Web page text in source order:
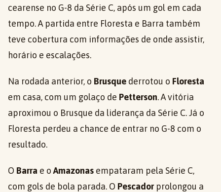
cearense no G-8 da Série C, após um gol em cada
tempo. A partida entre Floresta e Barra também
teve cobertura com informações de onde assistir,
horário e escalações.
Na rodada anterior, o Brusque derrotou o Floresta
em casa, com um golaço de Petterson. A vitória
aproximou o Brusque da liderança da Série C. Já o
Floresta perdeu a chance de entrar no G-8 com o
resultado.
O Barra e oAmazonas empataram pela Série C,
com gols de bola parada. O Pescadorprolongou a